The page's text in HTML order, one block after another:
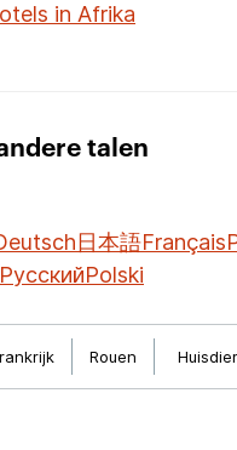
in Afrika
talen
日本語Français
РусскийPolski
Rouen